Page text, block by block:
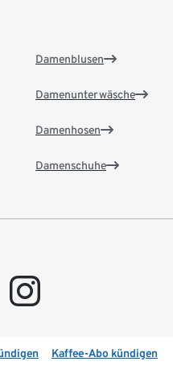
Damenblusen
Damenunterwäsche
Damenhosen
Damenschuhe
instagram
Kaffee-Abo kündigen